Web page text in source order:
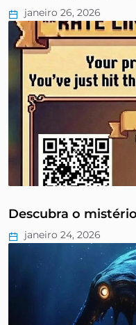
janeiro 26, 2026
Descubra o
janeiro 24, 2026